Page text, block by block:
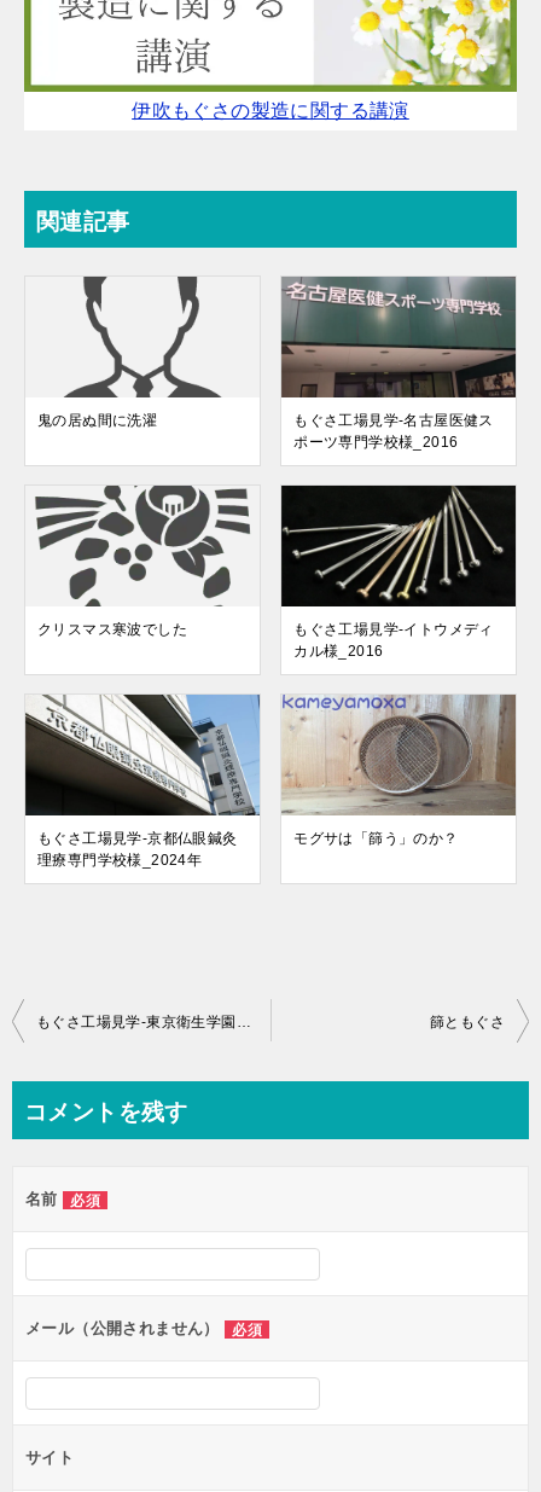
伊吹もぐさの製造に関する講演
関連記事
鬼の居ぬ間に洗濯
もぐさ工場見学-名古屋医健ス
ポーツ専門学校様_2016
クリスマス寒波でした
もぐさ工場見学-イトウメディ
カル様_2016
もぐさ工場見学-京都仏眼鍼灸
理療専門学校様_2024年
モグサは「篩う」のか？
投
ビ
ー
シ
ョ
ン
もぐさ工場見学-東京衛生学園専門学校東洋医療総合学科様_2017 篩ともぐさ
コメントを残す
名前 必須
メール（公開されません） 必須
サイト